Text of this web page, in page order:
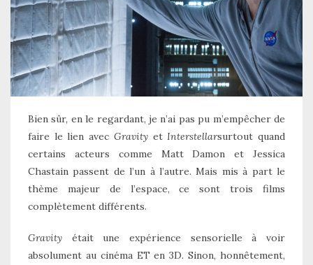
Bien sûr, en le regardant, je n’ai pas pu m’empêcher de
faire le lien avec GravityetInterstellarsurtout quand
certains acteurs comme Matt Damon et Jessica
Chastain passent de l’un à l’autre. Mais mis à part le
thème majeur de l’espace, ce sont trois films
complètement différents.
Gravity était une expérience sensorielle à voir
absolument au cinéma ET en 3D. Sinon, honnêtement,